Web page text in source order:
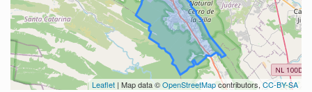
Leaflet | Map data ©OpenStreetMapcontributors, CC-BY-SA